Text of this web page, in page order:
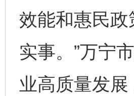
效能和惠民
实事。”万宁
业高质量发